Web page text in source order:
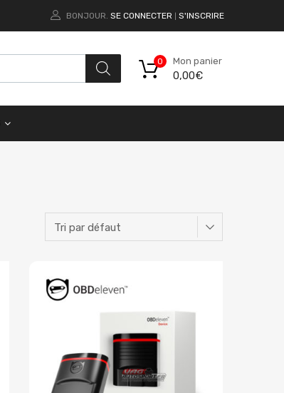
BONJOUR. SE CONNECTER S'INSCRIRE
Mon panier
0,00€
0